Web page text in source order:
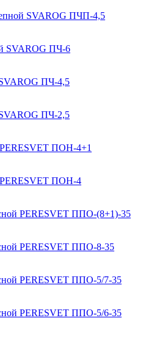
SVAROG ПЧП-4,5
SVAROG ПЧ-6
ПЧ-4,5
ПЧ-2,5
ПОН-4+1
PERESVET ПОН-4
PERESVET ППО-(8+1)-35
PERESVET ППО-8-35
PERESVET ППО-5/7-35
PERESVET ППО-5/6-35